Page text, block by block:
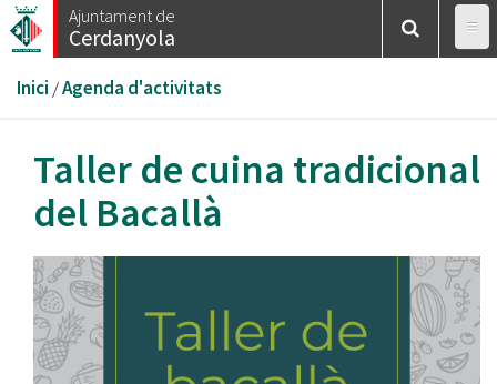
Vés
al
Ajuntament de
Cerdanyola
Esteu
aquí
Inici /Agenda d'activitats
Taller de cuina tradicional
del Bacallà